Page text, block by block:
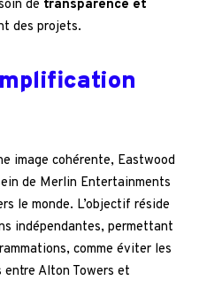
de transparence et
des projets.
image cohérente, Eastwood
de Merlin Entertainments
le monde. L’objectif réside
indépendantes, permettant
comme éviter les
entre Alton Towers et